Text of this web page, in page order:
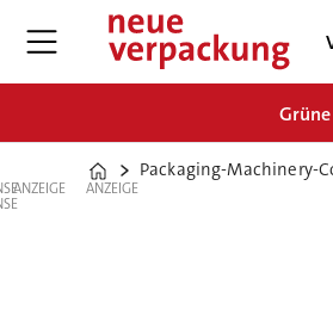
Home
Packaging-Machinery-
ANZEIGE ANZEIGE